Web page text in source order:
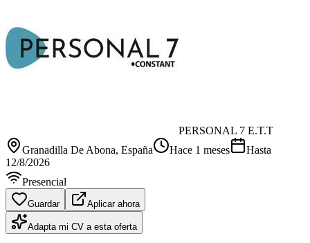
PERSONAL 7 E.T.T
Granadilla De Abona, España Hace 1 meses
Hasta
12/8/2026
Presencial
Guardar Aplicar ahora
Adapta mi CV a esta oferta